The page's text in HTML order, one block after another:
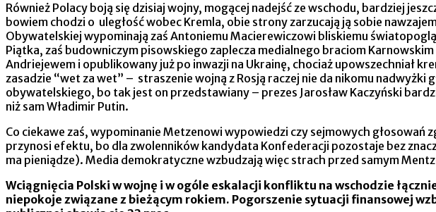
Również Polacy boją się dzisiaj wojny, mogącej nadejść ze wschodu, bardziej
bowiem chodzi o uległość wobec Kremla, obie strony zarzucają ją sobie
Obywatelskiej wypominają zaś Antoniemu Macierewiczowi bliskiemu
Piątka, zaś budowniczym pisowskiego zaplecza medialnego braciom
Andriejewem i opublikowany już po inwazji na Ukrainę, chociaż upowszechniał
zasadzie “wet za wet” – straszenie wojną z Rosją raczej nie da nikomu
obywatelskiego, bo tak jest on przedstawiany – prezes Jarosław Kaczyński
niż sam Władimir Putin.
Co ciekawe zaś, wypominanie Metzenowi wypowiedzi czy sejmowych
przynosi efektu, bo dla zwolenników kandydata Konfederacji pozostaje bez
ma pieniądze). Media demokratyczne wzbudzają więc strach przed samym
Wciągnięcia Polski w wojnę i w ogóle eskalacji konfliktu na wschodzie
niepokoje związane z bieżącym rokiem. Pogorszenie sytuacji finansowej